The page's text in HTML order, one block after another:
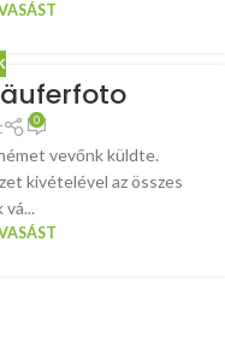
0
vevőnk küldte.
kivételével az összes